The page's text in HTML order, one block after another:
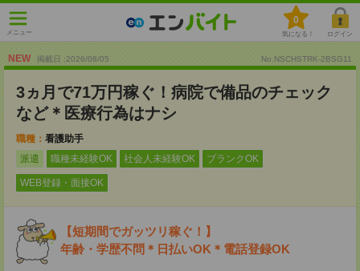
メニュー
0
気になる！ ログイン
NEW 掲載日 :2026/08/05 No.NSCHSTRK-2BSG11
3ヵ月で71万円稼ぐ！病院で備品のチェック
など＊医療行為はナシ
職種： 看護助手
派遣
職種未経験OK 社会人未経験OK ブランクOK
WEB登録・面接OK
【短期間でガッツリ稼ぐ！】
年齢・学歴不問＊日払いOK＊電話登録OK